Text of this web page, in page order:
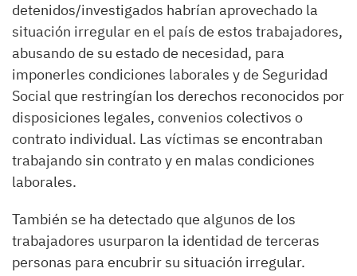
detenidos/investigados habrían aprovechado la
situación irregular en el país de estos trabajadores,
abusando de su estado de necesidad, para
imponerles condiciones laborales y de Seguridad
Social que restringían los derechos reconocidos por
disposiciones legales, convenios colectivos o
contrato individual. Las víctimas se encontraban
trabajando sin contrato y en malas condiciones
laborales.
También se ha detectado que algunos de los
trabajadores usurparon la identidad de terceras
personas para encubrir su situación irregular.